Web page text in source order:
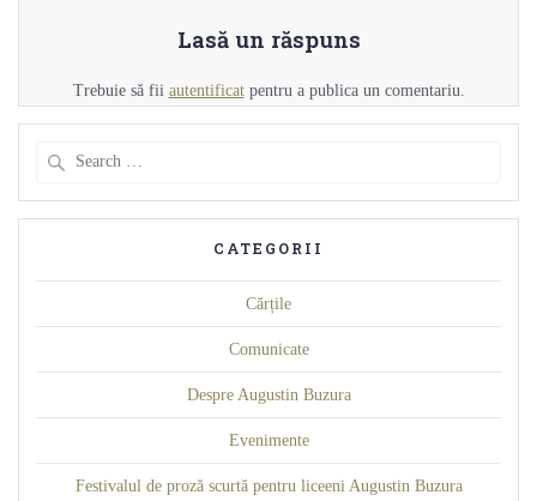
Lasă un răspuns
Trebuie să fii autentificatpentru a publica un comentariu.
CATEGORII
Cărțile
Comunicate
Despre Augustin Buzura
Evenimente
Festivalul de proză scurtă pentru liceeni Augustin Buzura